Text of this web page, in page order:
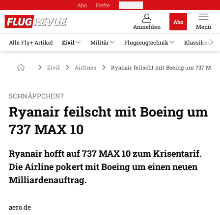
Abo Hefte
Anmelden
Abo
Menü
Alle Fly+ Artikel Zivil Militär Flugzeugtechnik Klassiker
Zivil Airlines Ryanair feilscht mit Boeing um 737 MAX
SCHNÄPPCHEN?
Ryanair feilscht mit Boeing um
737 MAX 10
Ryanair hofft auf 737 MAX 10 zum Krisentarif.
Die Airline pokert mit Boeing um einen neuen
Milliardenauftrag.
aero.de